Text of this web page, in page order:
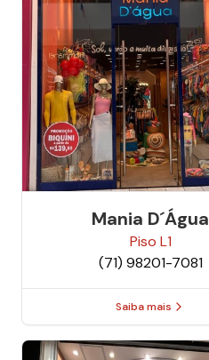
Mania D´água
Piso L1
(71) 98201-7081
Saiba mais